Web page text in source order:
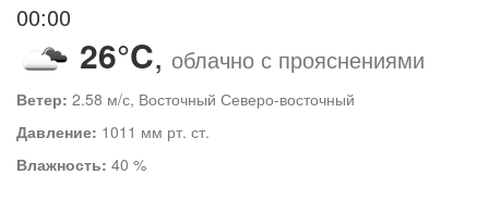
00:00
26°C, облачно с прояснениями
Ветер: 2.58 м/с, Восточный Северо-восточный
Давление: 1011 мм рт. ст.
Влажность: 40 %